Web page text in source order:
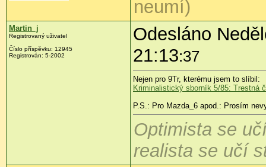
neumí)
Martin_j
Registrovaný uživatel
Číslo příspěvku: 12945
Registrován: 5-2002
Odesláno
21:13:37
Nejen pro 9Tr, kterému jsem to slíbil:
Kriminalistický sborník 5/85: Trestná
P.S.: Pro Mazda_6 apod.: Prosím
Optimista se
realista se učí